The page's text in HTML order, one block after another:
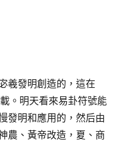
羲發明創造的，這在
。明天看來易卦符號能
發明和應用的，然后由
農、黃帝改造，夏、商